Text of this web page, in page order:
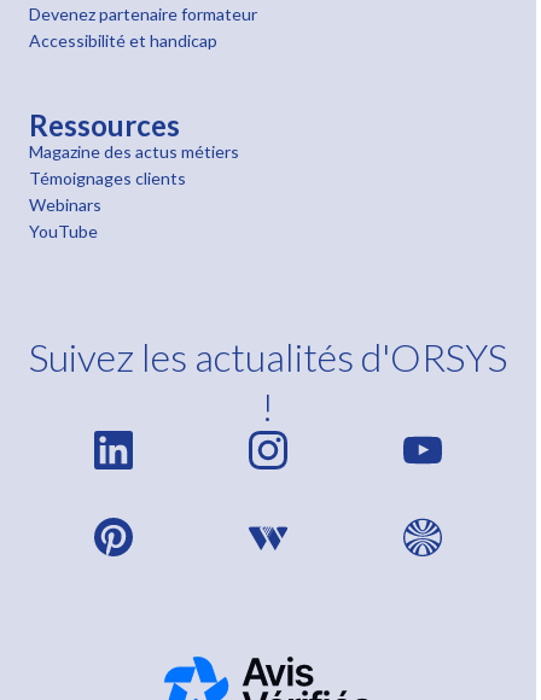
Devenez partenaire formateur
Accessibilité et handicap
Ressources
Magazine des actus métiers
Témoignages clients
Webinars
YouTube
Suivez les actualités d'ORSYS
!